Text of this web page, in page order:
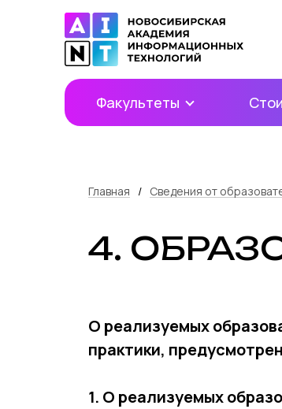
Факультеты
Главная / Сведения от
4.
О реализуемых
практики,
1. О реализуемых